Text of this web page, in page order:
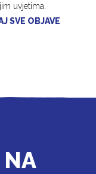
uvjetima.
SVE OBJAVE
NA